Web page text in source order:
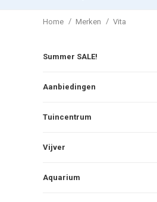
Home / Merken / Vita
Summer SALE!
Aanbiedingen
Tuincentrum
Vijver
Aquarium